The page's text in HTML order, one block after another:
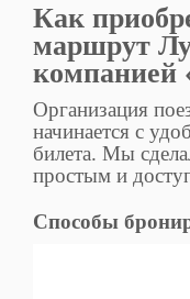
Как
маршрут
компанией
Организация
начинается с
билета. Мы
простым и
Способы